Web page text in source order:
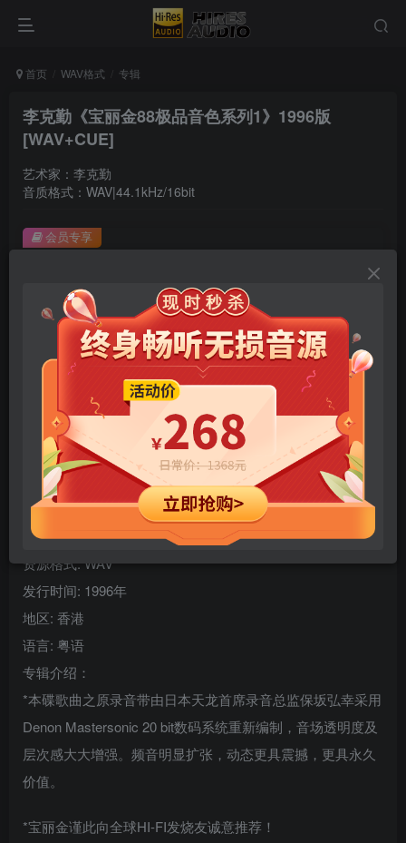
首页 WAV格式 专辑
李克勤《宝丽金88极品音色系列1》1996版
[WAV+CUE]
艺术家：李克勤
音质格式：WAV|44.1kHz/16bit
此内容为会员专享，请付费后查看
￥9.9 限时特惠
￥99
年卡会员 免费 永久会员免费
立即购买
您当前未登录！建议登陆后购买，可保存购买订单
会员专享
专辑中文名: 宝丽金88极品音色系列
歌手: 李克勤
音乐风格: 流行
资源格式: WAV
发行时间: 1996年
地区: 香港
语言: 粤语
专辑介绍：
*本碟歌曲之原录音带由日本天龙首席录音总监保坂弘幸采用
Denon Mastersonic 20 bit数码系统重新编制，音场透明度及
层次感大大增强。频音明显扩张，动态更具震撼，更具永久
价值。
*宝丽金谨此向全球HI-FI发烧友诚意推荐！